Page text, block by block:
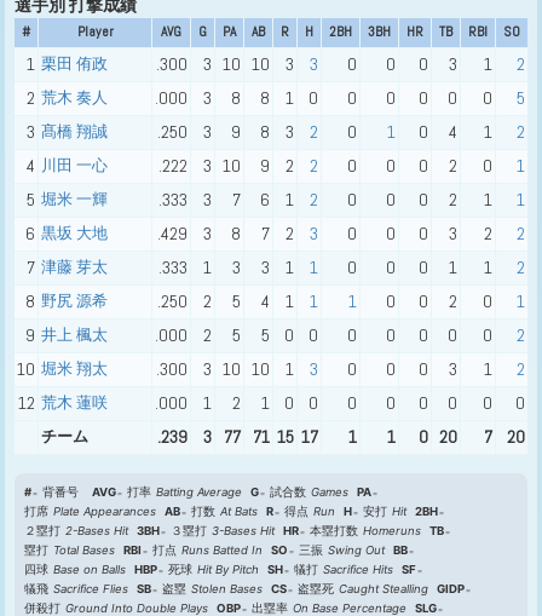
選手別 打撃成績
# Player AVG G PA AB R H 2BH 3BH HR TB RBI SO
1 栗田 侑政 .300 3 10 10 3 3 0 0 0 3 1
2
2 荒木 奏人 .000 3 8 8 1 0 0 0 0 0 0
5
3 髙橋 翔誠 .250 3 9 8 3 2 0 1 0 4 1
2
4 川田 一心 .222 3 10 9 2 2 0 0 0 2 0
1
5 堀米 一輝 .333 3 7 6 1 2 0 0 0 2 1
1
6 黒坂 大地 .429 3 8 7 2 3 0 0 0 3 2
2
7 津藤 芽太 .333 1 3 3 1 1 0 0 0 1 1
2
8 野尻 源希 .250 2 5 4 1 1 1 0 0 2 0
1
9 井上 楓太 .000 2 5 5 0 0 0 0 0 0 0
2
10 堀米 翔太 .300 3 10 10 1 3 0 0 0 3 1
2
12 荒木 蓮咲 .000 1 2 1 0 0 0 0 0 0 0 0
チーム .239 3 77 71 15 17 1 1 0 20 7 20
# 背番号 AVG 打率 Batting Average G 試合数 Games
PA
打席 Plate Appearances AB 打数 At Bats R 得点 Run H 安打 Hit
2BH
２塁打 2-Bases Hit 3BH ３塁打 3-Bases Hit HR 本塁打数 Homeruns
TB
塁打 Total Bases RBI 打点 Runs Batted In SO 三振 Swing Out
BB
四球 Base on Balls HBP 死球 Hit By Pitch SH 犠打 Sacrifice Hits
SF
犠飛 Sacrifice Flies SB 盗塁 Stolen Bases CS 盗塁死 Caught Stealling
GIDP
併殺打 Ground Into Double Plays OBP 出塁率 On Base Percentage
SLG